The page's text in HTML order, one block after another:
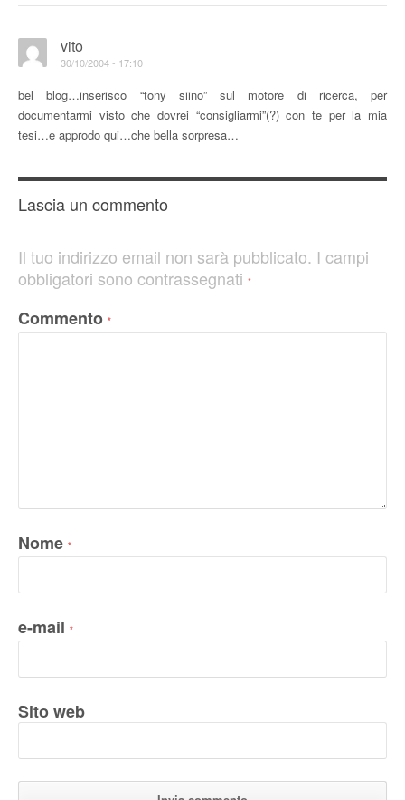
vito
30/10/2004 - 17:10
bel blog…inserisco “tony siino” sul motore di ricerca, per
documentarmi visto che dovrei “consigliarmi”(?) con te per la mia
tesi…e approdo qui…che bella sorpresa…
Lascia un commento
Il tuo indirizzo email non sarà pubblicato. I campi
obbligatori sono contrassegnati *
Commento *
Nome *
e-mail *
Sito web